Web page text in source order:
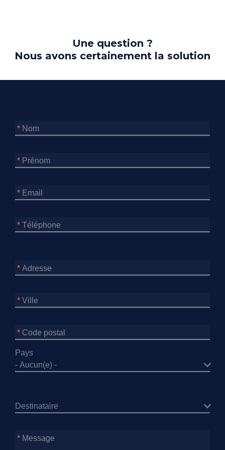
Une question ?
Nous avons certainement la solution
Nom
Prénom
Email
Téléphone
Adresse
Ville
Code postal
Pays
Message